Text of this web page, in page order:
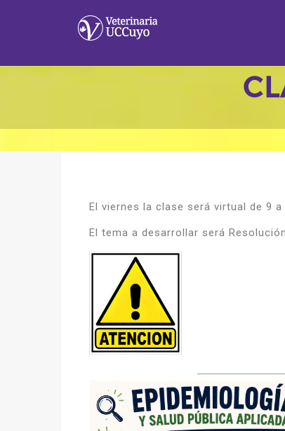
El viernes la clase será virtual de 9
El tema a desarrollar será